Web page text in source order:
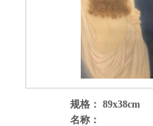
规格： 89x38cm
名称：